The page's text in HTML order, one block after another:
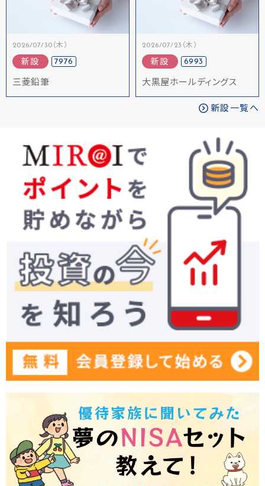
2026/07/30（木）
新設 7976
三菱鉛筆
2026/07/23（木）
新設 6993
大黒屋ホールディングス
新設一覧へ